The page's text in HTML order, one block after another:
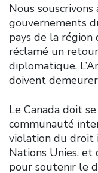
Nous
gouvernements
pays de la
réclamé un
diplomatique.
doivent
Le Canada doit
communauté
violation du droit
Nations Unies,
pour soutenir le